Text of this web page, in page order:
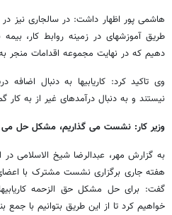
هاشمی پور اظهار داشت: در سالجاری نیز در
طریق آموزشهای در زمینه روابط کار، بیمه
دهیم که در نهایت مجموعه اقدامات منجر به
وی تاکید کرد: کاریابیها به دنبال اضافه
نیستند و به دنبال درآمدهای غیر از به کار
وزیر کار: نشست می گذاریم، مشکل حل
به گزارش مهر، عبدالرضا شیخ الاسلامی
هفته جاری برگزاری نشست مشترک با اعضای
گفت: برای حل مشکل حق الزحمه
خواهیم کرد تا از این طریق بتوانیم با